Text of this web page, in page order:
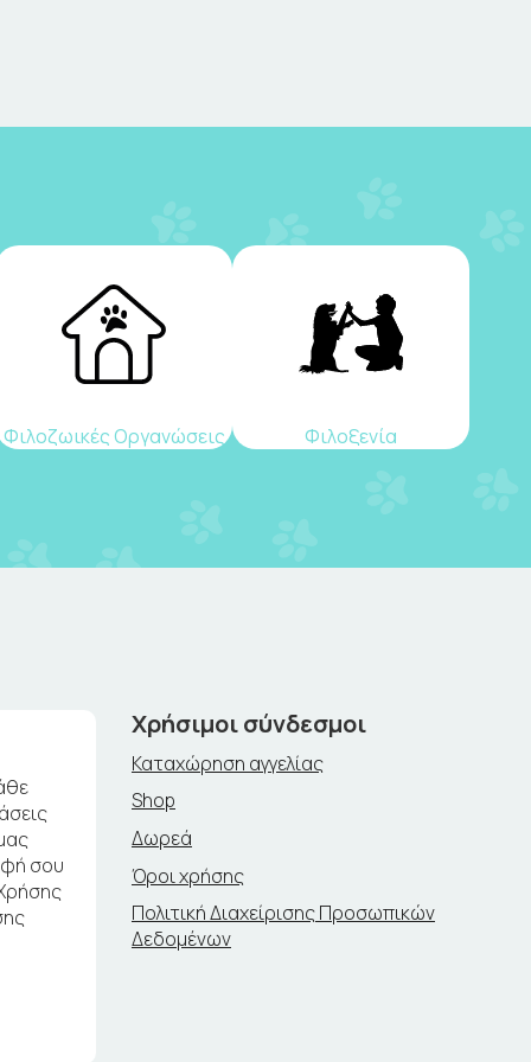
Φιλοζωικές Οργανώσεις Φιλοξενία
σου
Χρήσιμοι σύνδεσμοι
Καταχώρηση αγγελίας
Shop
Δωρεά
Όροι χρήσης
Πολιτική Διαχείρισης Προσωπικών
Δεδομένων